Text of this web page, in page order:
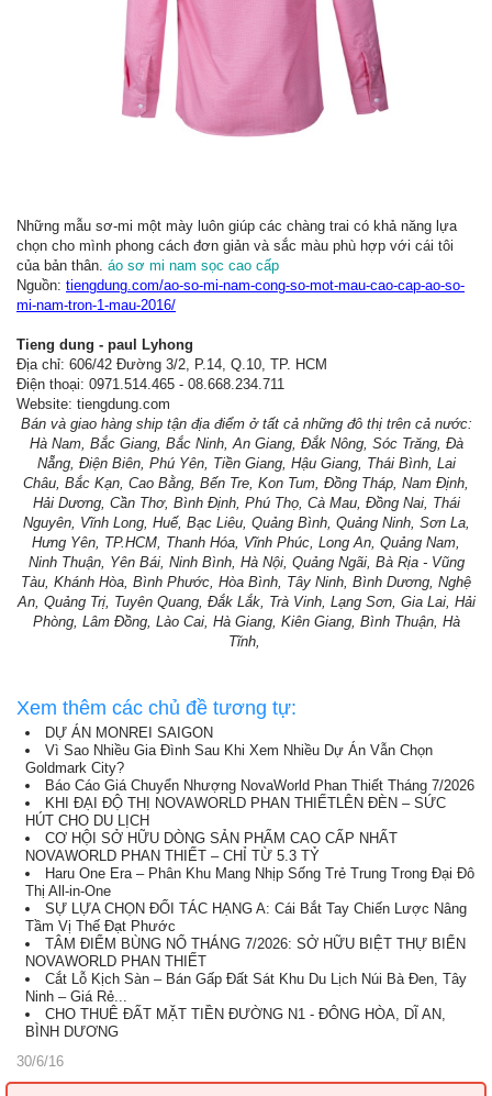
Những mẫu sơ-mi một mày luôn giúp các chàng trai có khả năng lựa
chọn cho mình phong cách đơn giản và sắc màu phù hợp với cái tôi
của bản thân. áo sơ mi nam sọc cao cấp
Nguồn: tiengdung.com/ao-so-mi-nam-cong-so-mot-mau-cao-cap-ao-so-
mi-nam-tron-1-mau-2016/
Tieng dung - paul Lyhong
Địa chỉ: 606/42 Đường 3/2, P.14, Q.10, TP. HCM
Điện thoại: 0971.514.465 - 08.668.234.711
Website: tiengdung.com
Bán và giao hàng ship tận địa điểm ở tất cả những đô thị trên cả nước:
Hà Nam, Bắc Giang, Bắc Ninh, An Giang, Đắk Nông, Sóc Trăng, Đà
Nẵng, Điện Biên, Phú Yên, Tiền Giang, Hậu Giang, Thái Bình, Lai
Châu, Bắc Kạn, Cao Bằng, Bến Tre, Kon Tum, Đồng Tháp, Nam Định,
Hải Dương, Cần Thơ, Bình Định, Phú Thọ, Cà Mau, Đồng Nai, Thái
Nguyên, Vĩnh Long, Huế, Bạc Liêu, Quảng Bình, Quảng Ninh, Sơn La,
Hưng Yên, TP.HCM, Thanh Hóa, Vĩnh Phúc, Long An, Quảng Nam,
Ninh Thuận, Yên Bái, Ninh Bình, Hà Nội, Quảng Ngãi, Bà Rịa - Vũng
Tàu, Khánh Hòa, Bình Phước, Hòa Bình, Tây Ninh, Bình Dương, Nghệ
An, Quảng Trị, Tuyên Quang, Đắk Lắk, Trà Vinh, Lạng Sơn, Gia Lai, Hải
Phòng, Lâm Đồng, Lào Cai, Hà Giang, Kiên Giang, Bình Thuận, Hà
Tĩnh,
Xem thêm các chủ đề tương tự:
DỰ ÁN MONREI SAIGON
Vì Sao Nhiều Gia Đình Sau Khi Xem Nhiều Dự Án Vẫn Chọn
Goldmark City?
Báo Cáo Giá Chuyển Nhượng NovaWorld Phan Thiết Tháng 7/2026
KHI ĐẠI ĐỘ THỊ NOVAWORLD PHAN THIẾTLÊN ĐÈN – SỨC
HÚT CHO DU LỊCH
CƠ HỘI SỞ HỮU DÒNG SẢN PHẨM CAO CẤP NHẤT
NOVAWORLD PHAN THIẾT – CHỈ TỪ 5.3 TỶ
Haru One Era – Phân Khu Mang Nhịp Sống Trẻ Trung Trong Đại Đô
Thị All-in-One
SỰ LỰA CHỌN ĐỐI TÁC HẠNG A: Cái Bắt Tay Chiến Lược Nâng
Tầm Vị Thế Đạt Phước
TÂM ĐIỂM BÙNG NỔ THÁNG 7/2026: SỞ HỮU BIỆT THỰ BIỂN
NOVAWORLD PHAN THIẾT
Cắt Lỗ Kịch Sàn – Bán Gấp Đất Sát Khu Du Lịch Núi Bà Đen, Tây
Ninh – Giá Rẻ...
CHO THUÊ ĐẤT MẶT TIỀN ĐƯỜNG N1 - ĐÔNG HÒA, DĨ AN,
BÌNH DƯƠNG
30/6/16